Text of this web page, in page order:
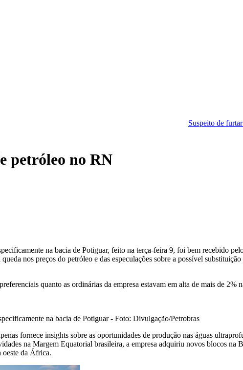
Suspeito de furtar iluminação
petróleo no RN
na bacia de Potiguar, feito na terça-feira 9, foi bem recebido
nos preços do petróleo e das especulações sobre a possível
quanto as ordinárias da empresa estavam em alta de mais de 2%
na bacia de Potiguar - Foto: Divulgação/Petrobras
fornece insights sobre as oportunidades de produção nas águas
na Margem Equatorial brasileira, a empresa adquiriu novos blocos na
oeste da África.